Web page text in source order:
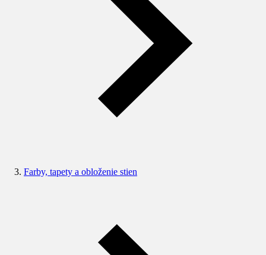
Farby, tapety a obloženie stien